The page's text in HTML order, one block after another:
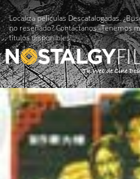
Localiza películas Descatalogadas.
no reseñado? Contáctanos -Tenemos
títulos disponibles!